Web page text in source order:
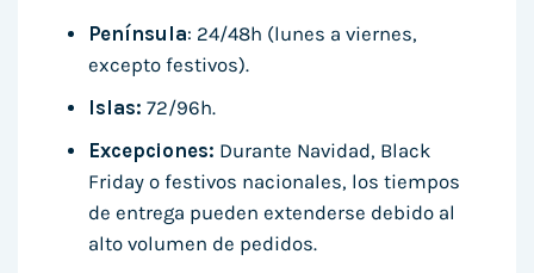
Península: 24/48h (lunes a viernes,
excepto festivos).
Islas: 72/96h.
Excepciones: Durante Navidad, Black
Friday o festivos nacionales, los tiempos
de entrega pueden extenderse debido al
alto volumen de pedidos.